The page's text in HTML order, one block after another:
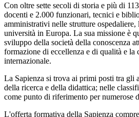
Con oltre sette secoli di storia e più di
docenti e 2.000 funzionari, tecnici e
amministrativi nelle strutture ospedaliere,
università in Europa. La sua missione è
sviluppo della società della conoscenza
formazione di eccellenza e di qualità e la
internazionale.
La Sapienza si trova ai primi posti tra gli
della ricerca e della didattica; nelle
come punto di riferimento per numerose
L'offerta formativa della Sapienza